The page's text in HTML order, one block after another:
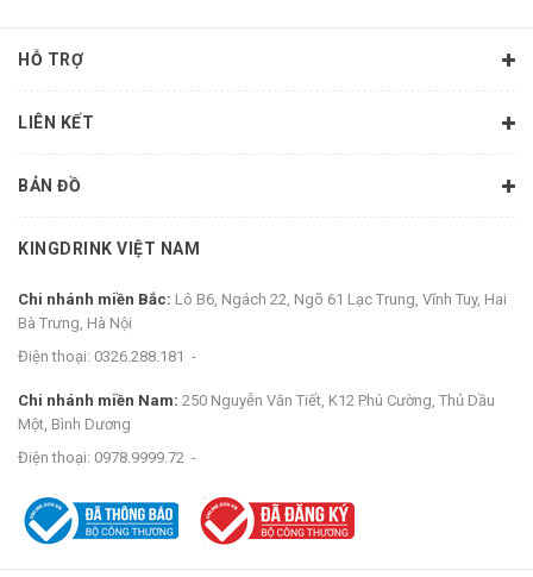
HỖ TRỢ
LIÊN KẾT
BẢN ĐỒ
KINGDRINK VIỆT NAM
Chi nhánh miền Bắc: Lô B6, Ngách 22, Ngõ 61 Lạc Trung, Vĩnh Tuy, Hai
Bà Trưng, Hà Nội
Điện thoại: 0326.288.181 -
Chi nhánh miền Nam: 250 Nguyễn Văn Tiết, K12 Phú Cường, Thủ Dầu
Một, Bình Dương
Điện thoại: 0978.9999.72 -